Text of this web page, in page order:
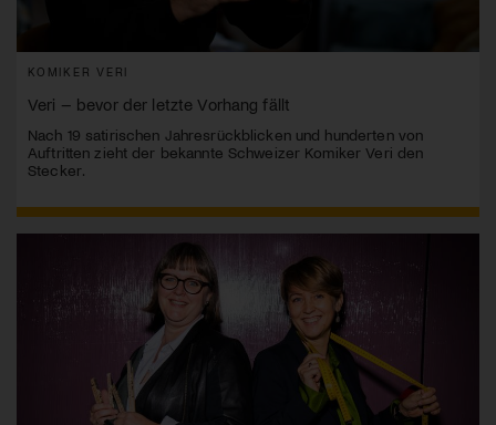
KOMIKER VERI
Veri – bevor der letzte Vorhang fällt
Nach 19 satirischen Jahresrückblicken und hunderten von
Auftritten zieht der bekannte Schweizer Komiker Veri den
Stecker.